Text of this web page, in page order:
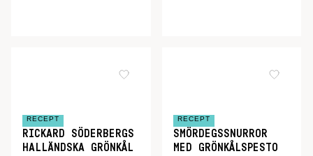
RECEPT
RICKARD SÖDERBERGS
HALLÄNDSKA GRÖNKÅL
RECEPT
SMÖRDEGSSNURROR
MED GRÖNKÅLSPESTO